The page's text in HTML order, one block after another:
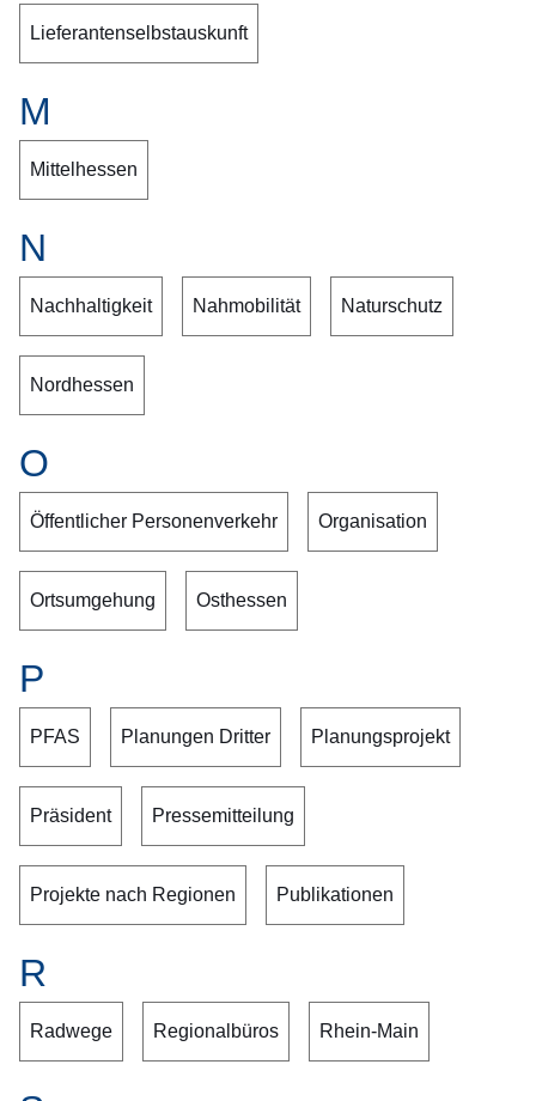
Lieferantenselbstauskunft
M
Mittelhessen
N
Nachhaltigkeit Nahmobilität Naturschutz
Nordhessen
O
Öffentlicher Personenverkehr Organisation
Ortsumgehung Osthessen
P
PFAS Planungen Dritter Planungsprojekt
Präsident Pressemitteilung
Projekte nach Regionen Publikationen
R
Radwege Regionalbüros Rhein-Main